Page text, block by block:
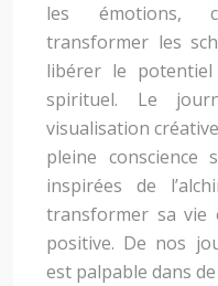
les émotions,
transformer les
libérer le
spirituel. Le
visualisation
pleine conscience
inspirées de
transformer sa vie
positive. De nos
est palpable dans